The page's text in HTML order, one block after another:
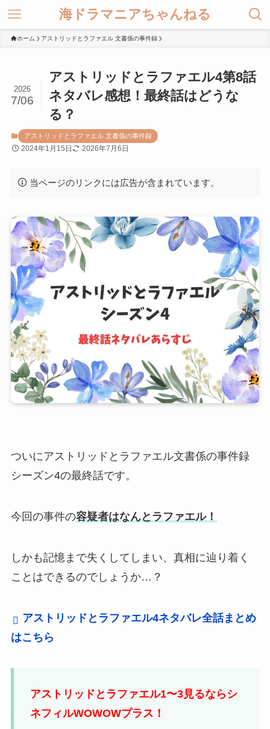
海ドラマニアちゃんねる
ホーム アストリッドとラファエル 文書係の事件録
アストリッドとラファエル4第8話
ネタバレ感想！最終話はどうな
る？
2026
7/06
アストリッドとラファエル 文書係の事件録
2024年1月15日 2026年7月6日
当ページのリンクには広告が含まれています。
ついにアストリッドとラファエル文書係の事件録
シーズン4の最終話です。
今回の事件の容疑者はなんとラファエル！
しかも記憶まで失くしてしまい、真相に辿り着く
ことはできるのでしょうか…？
アストリッドとラファエル4ネタバレ全話まとめ
はこちら
アストリッドとラファエル1〜3見るならシ
ネフィルWOWOWプラス！